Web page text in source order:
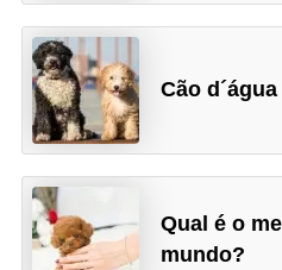
Cão
Qual é o
mundo?
o
e
a
l
i
m
e
n